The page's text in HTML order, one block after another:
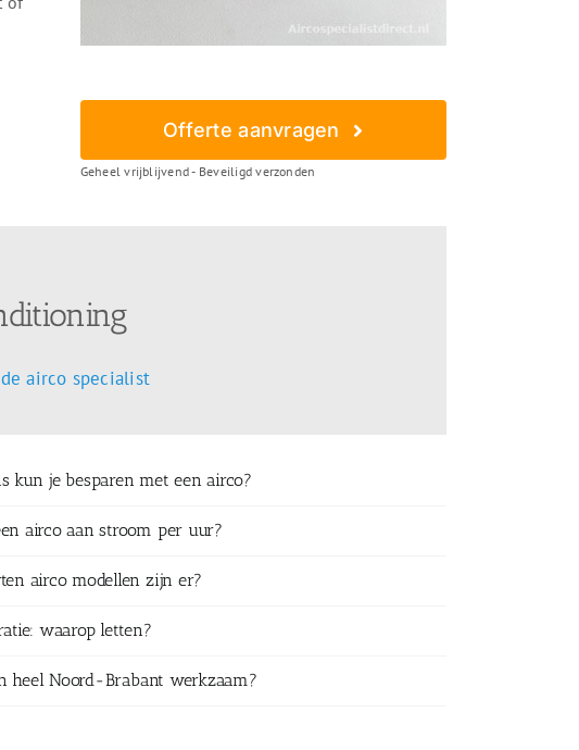
Offerte aanvragen
Geheel vrijblijvend - Beveiligd verzonden
airco specialist
kun je besparen met een airco?
airco aan stroom per uur?
airco modellen zijn er?
waarop letten?
heel Noord-Brabant werkzaam?